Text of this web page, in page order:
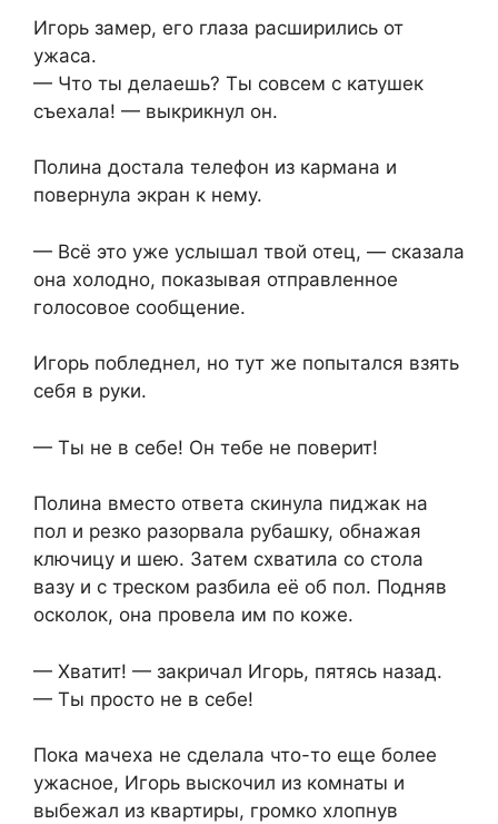
Игорь замер, его глаза расширились от
ужаса.
— Что ты делаешь? Ты совсем с катушек
съехала! — выкрикнул он.
Полина достала телефон из кармана и
повернула экран к нему.
— Всё это уже услышал твой отец, — сказала
она холодно, показывая отправленное
голосовое сообщение.
Игорь побледнел, но тут же попытался взять
себя в руки.
— Ты не в себе! Он тебе не поверит!
Полина вместо ответа скинула пиджак на
пол и резко разорвала рубашку, обнажая
ключицу и шею. Затем схватила со стола
вазу и с треском разбила её об пол. Подняв
осколок, она провела им по коже.
— Хватит! — закричал Игорь, пятясь назад.
— Ты просто не в себе!
Пока мачеха не сделала что-то еще более
ужасное, Игорь выскочил из комнаты и
выбежал из квартиры, громко хлопнув